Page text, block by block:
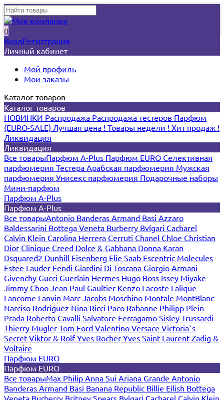
0
ВходРегистрация
Личный кабинет
Мой профиль
Мои заказы
Каталог товаров
Каталог товаров
НОВИНКИ Распродажа Распродажа тестеров Парфюм
(EURO-SALE) Лучшая цена ! Товары недели ! Хит продаж !
Ликвидация
Ликвидация
Все товарыПарфюм A-Plus Парфюм EURO Селективная
парфюмерия Тестера Арабская парфюмерия Мужская
парфюмерия Унисекс парфюмерия Подарочные наборы
Мини-парфюм
Парфюм A-Plus
Парфюм A-Plus
Все товарыAntonio Banderas Armand Basi Azzaro
Baldessarini Bottega Veneta Burberry Bvlgari Cacharel
Calvin Klein Carolina Herrera Cerruti Chanel Chloe Christian
Dior Clinique Creed Dolce & Gabbana Donna Karan
Dsquared2 Dunhill Eisenberg Elie Saab Escentric Molecules
Estee Lauder Fendi Giardini Di Toscana Giorgio Armani
Givenchy Gucci Guerlain Hermes Hugo Boss Issey Miyake
Jimmy Choo Jean Paul Gaultier Kenzo Lacoste Lalique
Lancome Lanvin Marc Jacobs Moschino Montale MontBlanc
Narciso Rodriguez Nina Ricci Paco Rabanne Philipp Plein
Prada Roberto Cavalli Salvatore Ferragamo Sisley Trussardi
Thierry Mugler Tom Ford Valentino Versace Victoria`s
Secret Viktor & RolfYves Rocher Yves Saint Laurent Zadig &
Voltaire
Парфюм EURO
Парфюм EURO
Все товарыMax Philip Anna Sui Ariana Grande Antonio
Banderas Armand Basi Banana Republic Billie Eilish Bottega
Veneta Burberry Britney Spears Bvlgari Cacharel Calvin Klein